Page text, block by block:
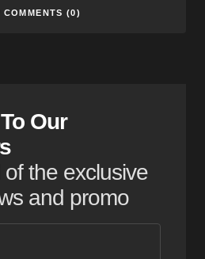
COMMENTS (0)
Our
the exclusive
and promo